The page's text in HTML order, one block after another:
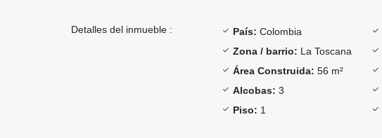
Detalles del inmueble : País: Colombia
Zona / barrio: La Toscana
Área Construida: 56 m²
Alcobas: 3
Piso: 1